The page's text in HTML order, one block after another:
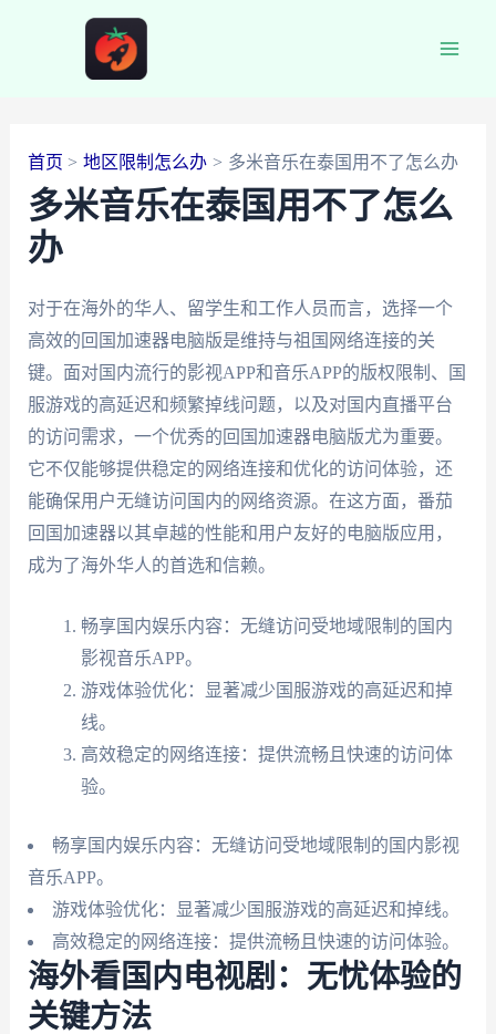
首页 地区限制怎么办 多米音乐在泰国用不了怎么办
多米音乐在泰国用不了怎么
办
对于在海外的华人、留学生和工作人员而言，选择一个
高效的回国加速器电脑版是维持与祖国网络连接的关
键。面对国内流行的影视APP和音乐APP的版权限制、国
服游戏的高延迟和频繁掉线问题，以及对国内直播平台
的访问需求，一个优秀的回国加速器电脑版尤为重要。
它不仅能够提供稳定的网络连接和优化的访问体验，还
能确保用户无缝访问国内的网络资源。在这方面，番茄
回国加速器以其卓越的性能和用户友好的电脑版应用，
成为了海外华人的首选和信赖。
畅享国内娱乐内容：无缝访问受地域限制的国内
影视音乐APP。
游戏体验优化：显著减少国服游戏的高延迟和掉
线。
高效稳定的网络连接：提供流畅且快速的访问体
验。
畅享国内娱乐内容：无缝访问受地域限制的国内影视
音乐APP。
游戏体验优化：显著减少国服游戏的高延迟和掉线。
高效稳定的网络连接：提供流畅且快速的访问体验。
海外看国内电视剧：无忧体验的
关键方法